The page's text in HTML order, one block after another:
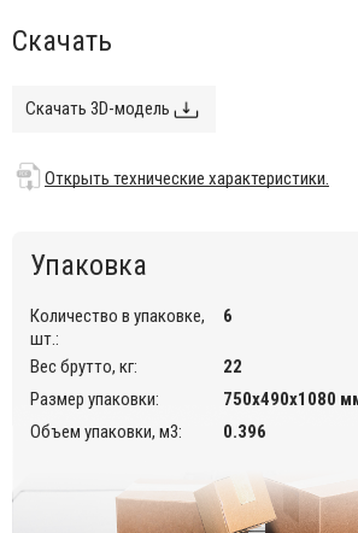
Корпус выполнен из
и армированного стекловолокном.
максимального удобства хранения.
Скачать
Скачать 3D-модель
Открыть технические характеристики.
Упаковка
Количество в упаковке,
шт.:
6
Вес брутто, кг:
22
Размер упаковки:
750х490х1080
Объем упаковки, м3:
0.396